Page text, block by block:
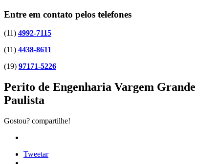
Entre em contato pelos telefones
(11) 4992-7115
(11) 4438-8611
(19) 97171-5226
Perito de Engenharia Vargem Grande
Paulista
Gostou? compartilhe!
Tweetar